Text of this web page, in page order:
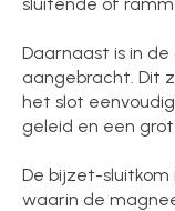
Daarnaast is in
aangebracht. Dit
het slot
geleid en een
De bijzet-
waarin de